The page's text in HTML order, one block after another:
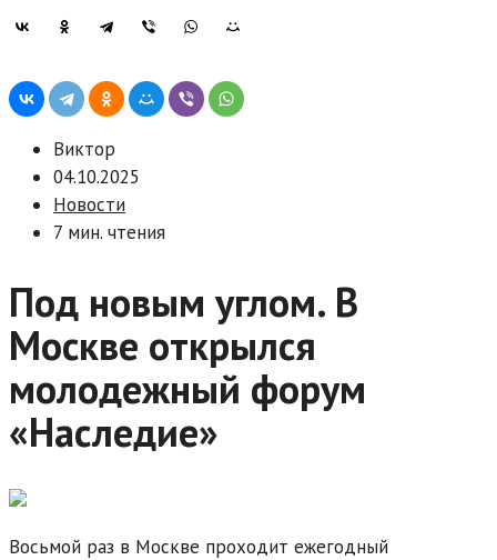
Виктор
04.10.2025
Новости
7 мин. чтения
Под новым углом. В
Москве открылся
молодежный форум
«Наследие»
Восьмой раз в Москве проходит ежегодный